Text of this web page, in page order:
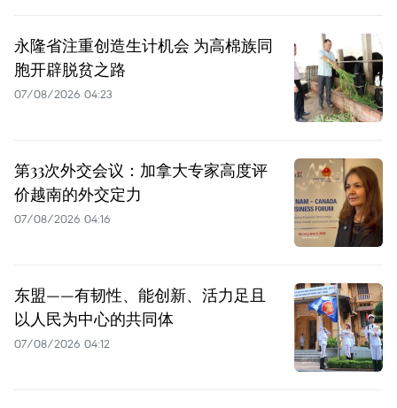
永隆省注重创造生计机会 为高棉族同
胞开辟脱贫之路
07/08/2026 04:23
第33次外交会议：加拿大专家高度评
价越南的外交定力
07/08/2026 04:16
东盟——有韧性、能创新、活力足且
以人民为中心的共同体
07/08/2026 04:12